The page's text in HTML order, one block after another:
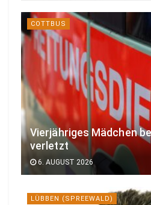
COTTBUS
Vierjähriges Mädchen
verletzt
6. AUGUST 2026
LÜBBEN (SPREEWALD)